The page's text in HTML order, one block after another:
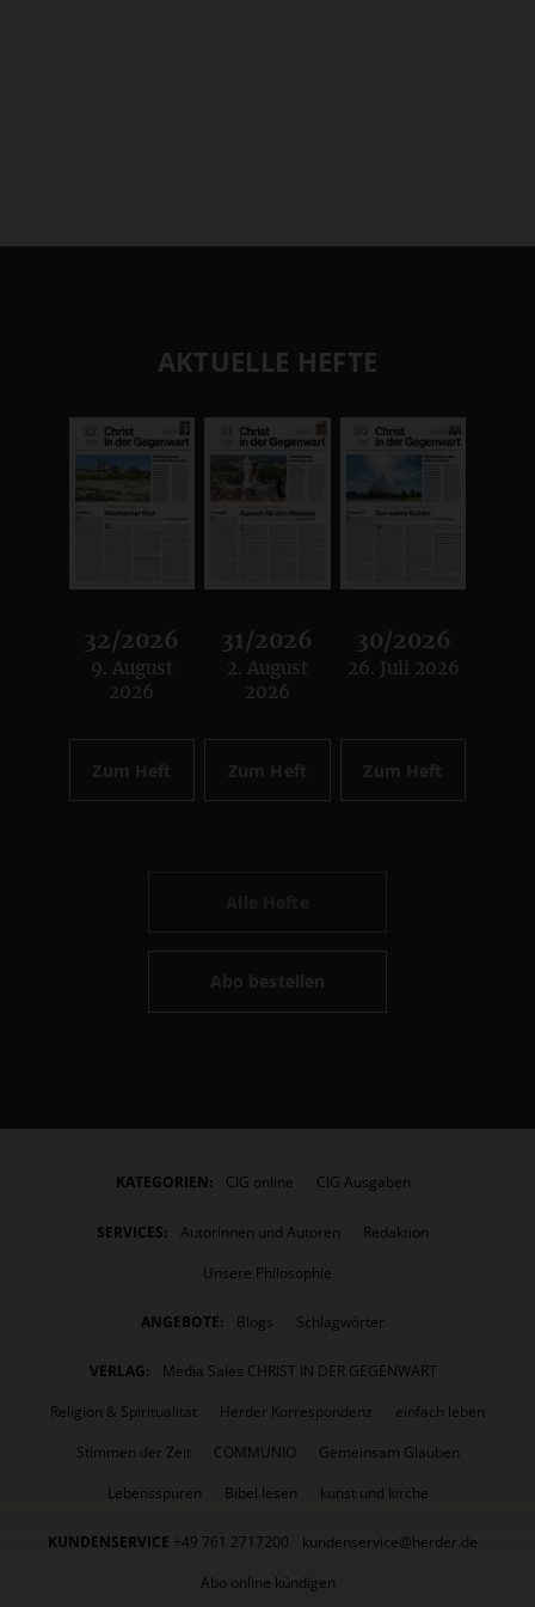
AKTUELLE HEFTE
32/2026
:
9. August
2026
Zum Heft
31/2026
:
2. August
2026
Zum Heft
30/2026
:
26. Juli 2026
Zum Heft
Abo bestellen
KATEGORIEN: CIG online CIG Ausgaben
SERVICES: Autorinnen und Autoren
Redaktion
Unsere Philosophie
ANGEBOTE: Blogs Schlagwörter
VERLAG:
Media Sales CHRIST IN DER GEGENWART
Religion & Spiritualität
Herder Korrespondenz
einfach leben
Stimmen der Zeit
COMMUNIO
Gemeinsam Glauben
Lebensspuren
Bibel lesen kunst und kirche
KUNDENSERVICE +49 761 2717200
kundenservice@herder.de
Abo online kündigen